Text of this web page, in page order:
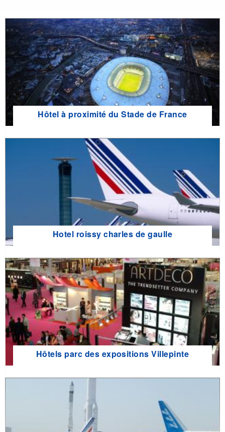
Hôtel à proximité du Stade de France
Hotel roissy charles de gaulle
Hôtels parc des expositions Villepinte